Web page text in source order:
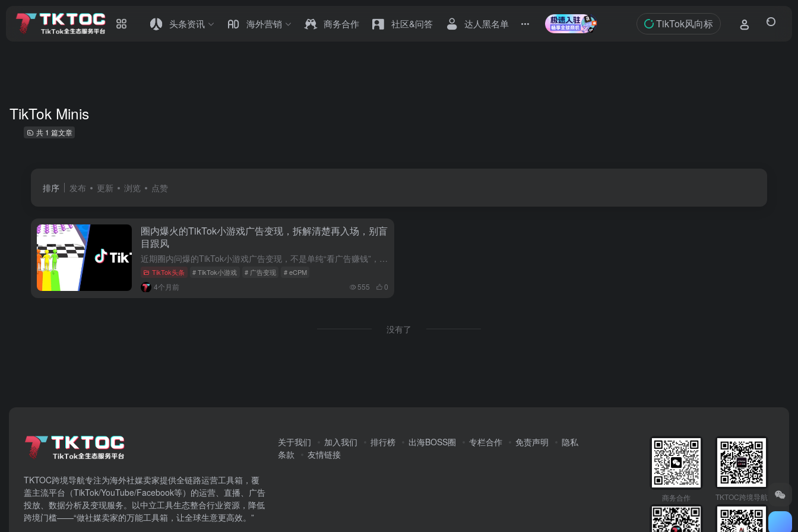
头条资讯 海外营销 商务合作 社区&问答 达人黑名单 TikTok风向标
TikTok Minis
共 1 篇文章
排序 发布 更新 浏览 点赞
圈内爆火的TikTok小游戏广告变现，拆解清楚再入场，别盲
目跟风
近期圈内问爆的TikTok小游戏广告变现，不是单纯“看广告赚钱”，拆解其底层逻辑、实操玩法、核心难点，告诉你现在是否适合入场、谁更适合做，避开跟风踩坑。 最近这段时间，圈子里被问得最多的项目，没有之一...
TikTok头条 # TikTok小游戏 # 广告变现 # eCPM
4个月前 555 0
没有了
TKTOC跨境导航​专注为海外社媒卖家提供全链路运营工具箱，覆
盖主流平台（TikTok/YouTube/Facebook等）​的运营、直播、广告
投放、数据分析及变现服务。以中立工具生态整合行业资源，降低
跨境门槛——“做社媒卖家的万能工具箱，让全球生意更高效。”
关于我们 加入我们 排行榜 出海BOSS圈 专栏合作 免责声明
隐私
条款
友情链接
商务合作 TKTOC跨境导航